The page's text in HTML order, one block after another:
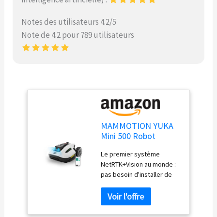
Notes des utilisateurs 4.2/5
Note de 4.2 pour 789 utilisateurs
MAMMOTION YUKA
Mini 500 Robot
Périphérique,
NetRTK+Vision,
Aucune Antenne RTK
Requise,
Recommandé 500
m², Pente à 50%,
Le premier système
NetRTK+Vision au monde :
pas besoin d'installer de
dès sa sortie de
l'emballage. Alimenté par le
module NetRTK et le